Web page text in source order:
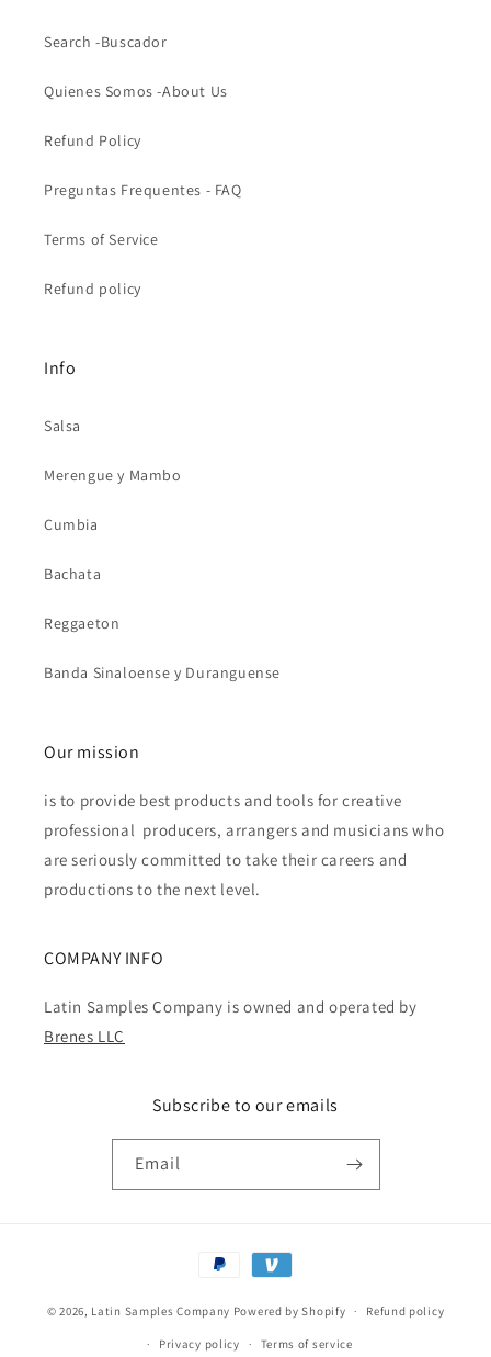
Search -Buscador
Quienes Somos -About Us
Refund Policy
Preguntas Frequentes - FAQ
Terms of Service
Refund policy
Info
Salsa
Merengue y Mambo
Cumbia
Bachata
Reggaeton
Banda Sinaloense y Duranguense
Our mission
is to provide best products and tools for creative
professional producers, arrangers and musicians who
are seriously committed to take their careers and
productions to the next level.
COMPANY INFO
Latin Samples Company is owned and operated by
Brenes LLC
Subscribe to our emails
Email
Payment
methods
© 2026, Latin Samples Company Powered by Shopify Refund policy
Privacy policy Terms of service